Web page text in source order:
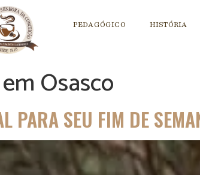
PEDAGÓGICO HISTÓRIA
Osasco
PARA SEU FIM DE